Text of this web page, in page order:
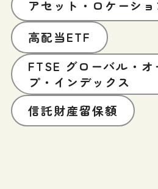
アセット・ロケーショ
高配当ETF
FTSE グローバル・オ
プ・インデックス
信託財産留保額